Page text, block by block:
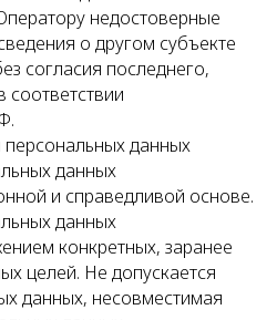
недостоверные
о другом субъекте
согласия последнего,
соответствии
данных
данных
и справедливой основе.
данных
конкретных, заранее
целей. Не допускается
данных, несовместимая